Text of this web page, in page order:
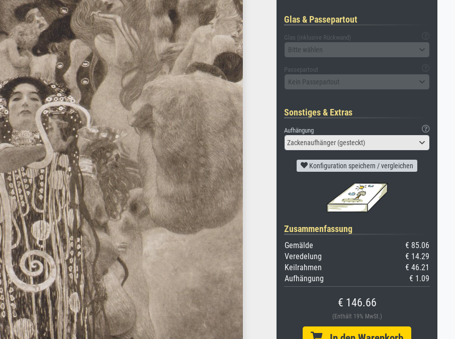
Glas & Passepartout
Glas (inklusive Rückwand)
Bitte wählen
Passepartout
Kein Passepartout
Sonstiges & Extras
Aufhängung
Zackenaufhänger (gesteckt)
Konfiguration speichern / vergleichen
Zusammenfassung
Gemälde
€ 85.06
Veredelung
€ 14.29
Keilrahmen
€ 46.21
Aufhängung
€ 1.09
€ 146.66
(Enthält 19% MwSt.)